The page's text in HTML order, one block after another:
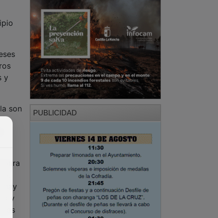
y
son
para
hay
y
PUBLICIDAD